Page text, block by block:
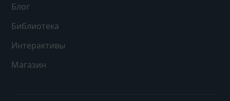
Блог
Библиотека
Интерактивы
Магазин